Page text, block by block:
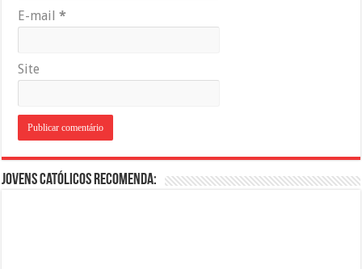
E-mail*
Site
Jovens Católicos Recomenda: